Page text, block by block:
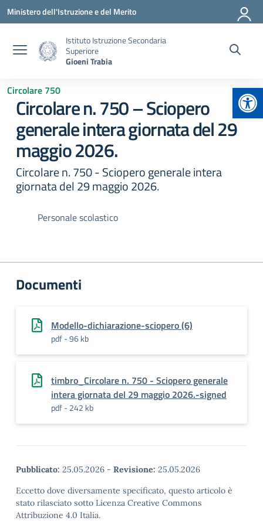
Vai ai contenuti
Vai al menu di navigazione
Vai al footer
Ministero dell'Istruzione e del Merito
Istituto Istruzione Secondaria
Superiore
Gioeni Trabia
Circolare 750
Circolare n. 750 – Sciopero
generale intera giornata del 29
maggio 2026.
Circolare n. 750 - Sciopero generale intera
giornata del 29 maggio 2026.
Personale scolastico
Documenti
Modello-dichiarazione-sciopero (6)
pdf - 96 kb
timbro_Circolare n. 750 - Sciopero generale
intera giornata del 29 maggio 2026.-signed
pdf - 242 kb
Pubblicato: 25.05.2026 - Revisione: 25.05.2026
Eccetto dove diversamente specificato, questo articolo è
stato rilasciato sotto Licenza Creative Commons
Attribuzione 4.0 Italia.